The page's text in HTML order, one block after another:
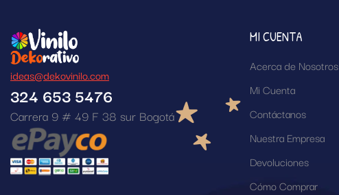
ideas@dekovinilo.com
324 653 5476
Carrera 9 # 49 F 38 sur Bogotá
MI CUENTA
Acerca de Nosotros
Mi Cuenta
Contáctanos
Nuestra Empresa
Devoluciones
Cómo Comprar